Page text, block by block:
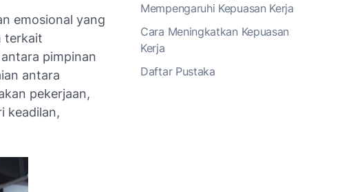
Mempengaruhi Kepuasan Kerja
Cara Meningkatkan Kepuasan
Kerja
Daftar Pustaka
emosional yang
terkait
pimpinan
antara
pekerjaan,
keadilan,